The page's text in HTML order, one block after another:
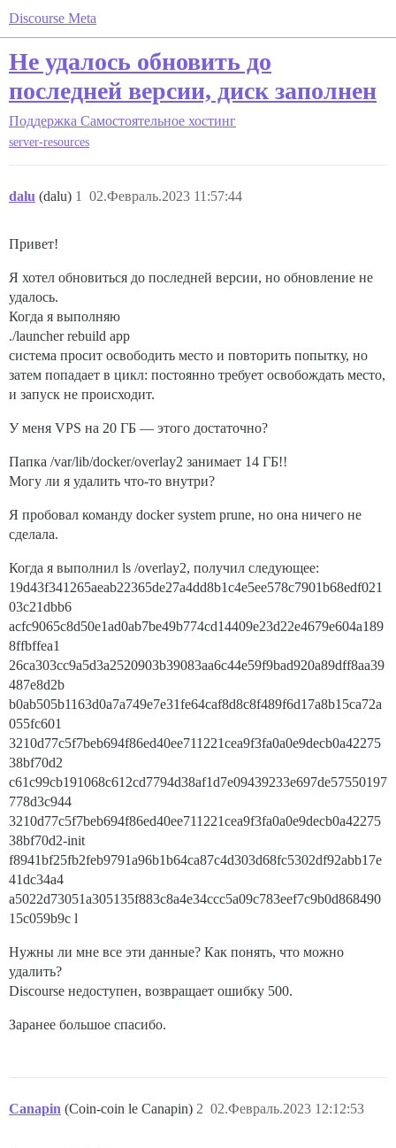
Discourse Meta
Не удалось обновить до
последней версии, диск заполнен
Поддержка Самостоятельное хостинг
server-resources
dalu (dalu) 02.Февраль.2023 11:57:44
1
Привет!
Я хотел обновиться до последней версии, но обновление не
удалось.
Когда я выполняю
./launcher rebuild app
система просит освободить место и повторить попытку, но
затем попадает в цикл: постоянно требует освобождать место,
и запуск не происходит.
У меня VPS на 20 ГБ — этого достаточно?
Папка /var/lib/docker/overlay2 занимает 14 ГБ!!
Могу ли я удалить что-то внутри?
Я пробовал команду docker system prune, но она ничего не
сделала.
Когда я выполнил ls /overlay2, получил следующее:
19d43f341265aeab22365de27a4dd8b1c4e5ee578c7901b68edf021
03c21dbb6
acfc9065c8d50e1ad0ab7be49b774cd14409e23d22e4679e604a189
8ffbffea1
26ca303cc9a5d3a2520903b39083aa6c44e59f9bad920a89dff8aa39
487e8d2b
b0ab505b1163d0a7a749e7e31fe64caf8d8c8f489f6d17a8b15ca72a
055fc601
3210d77c5f7beb694f86ed40ee711221cea9f3fa0a0e9decb0a42275
38bf70d2
c61c99cb191068c612cd7794d38af1d7e09439233e697de57550197
778d3c944
3210d77c5f7beb694f86ed40ee711221cea9f3fa0a0e9decb0a42275
38bf70d2-init
f8941bf25fb2feb9791a96b1b64ca87c4d303d68fc5302df92abb17e
41dc34a4
a5022d73051a305135f883c8a4e34ccc5a09c783eef7c9b0d868490
15c059b9c l
Нужны ли мне все эти данные? Как понять, что можно
удалить?
Discourse недоступен, возвращает ошибку 500.
Заранее большое спасибо.
Canapin (Coin-coin le Canapin) 02.Февраль.2023 12:12:53
2